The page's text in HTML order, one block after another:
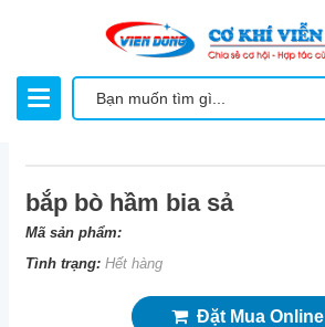
bắp bò hầm bia sả
Mã sản phẩm:
Tình trạng: Hết hàng
Đặt Mua Online